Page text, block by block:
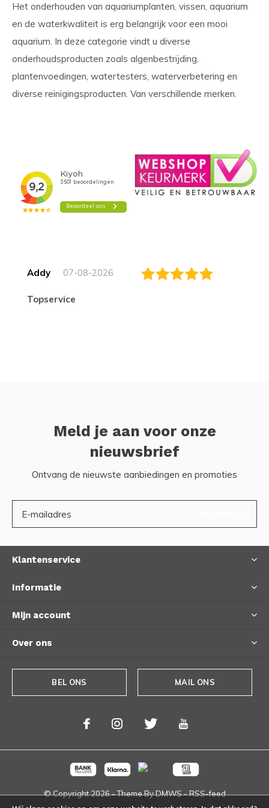
Het onderhouden van aquariumplanten, vissen, aquarium
en de waterkwaliteit is erg belangrijk voor een mooi
aquarium. In deze categorie vindt u diverse
onderhoudsproducten zoals algenbestrijding,
plantenvoedingen, watertesters, waterverbetering en
diverse reinigingsproducten. Van verschillende merken.
Addy 07-08-2026
topservice
Meld je aan voor onze
nieuwsbrief
Ontvang de nieuwste aanbiedingen en promoties
Klantenservice
Informatie
Mijn account
Over ons
BEL ONS MAIL ONS
© Copyright2026- Theme ByDMWS-RSS-feed